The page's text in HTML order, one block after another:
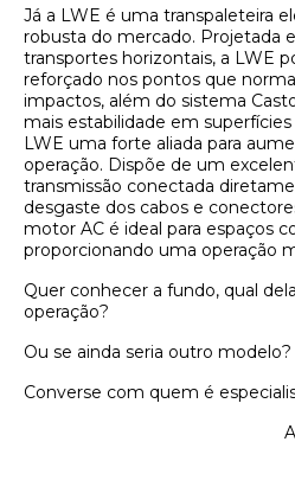
Já a LWE é uma transpaleteira
robusta do mercado. Projetada
transportes horizontais, a LWE
reforçado nos pontos que
impactos, além do sistema
mais estabilidade em
LWE uma forte aliada para
operação. Dispõe de um
transmissão conectada
desgaste dos cabos e
motor AC é ideal para espaços
proporcionando uma operação
Quer conhecer a fundo, qual
operação?
Ou se ainda seria outro modelo?
Converse com quem é